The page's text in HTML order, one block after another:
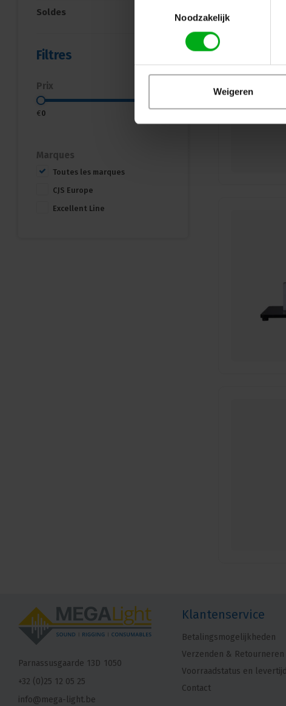
Noodzakelijk
Weigeren
Soldes
Filtres
Prix
€0
Marques
Toutes les marques
CJS Europe
Excellent Line
Parnassusgaarde 13D 1050
+32 (0)25 12 05 25
info@mega-light.be
Klantenservice
Betalingsmogelijkheden
Verzenden & Retourneren
Voorraadstatus en levertijd
Contact